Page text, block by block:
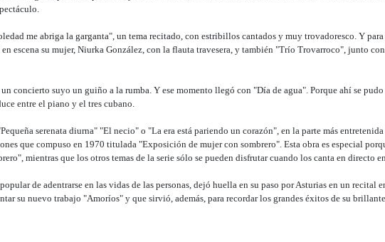
me abriga la garganta", un tema recitado, con estribillos cantados y muy trovadoresco. Y
escena su mujer, Niurka González, con la flauta travesera, y también "Trío Trovarroco", junto
concierto suyo un guiño a la rumba. Y ese momento llegó con "Día de agua". Porque ahí se
entre el piano y el tres cubano.
serenata diurna" "El necio" o "La era está pariendo un corazón", en la parte más
que compuso en 1970 titulada "Exposición de mujer con sombrero". Esta obra es especial
mientras que los otros temas de la serie sólo se pueden disfrutar cuando los canta en directo
de adentrarse en las vidas de las personas, dejó huella en su paso por Asturias en un recital
su nuevo trabajo "Amoríos" y que sirvió, además, para recordar los grandes éxitos de su